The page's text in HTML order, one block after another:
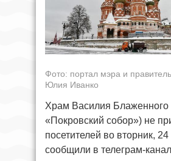
Фото: портал мэра и
Юлия Иванко
Храм Василия Блаженного
«Покровский собор») не
посетителей во вторник,
сообщили в телеграм-